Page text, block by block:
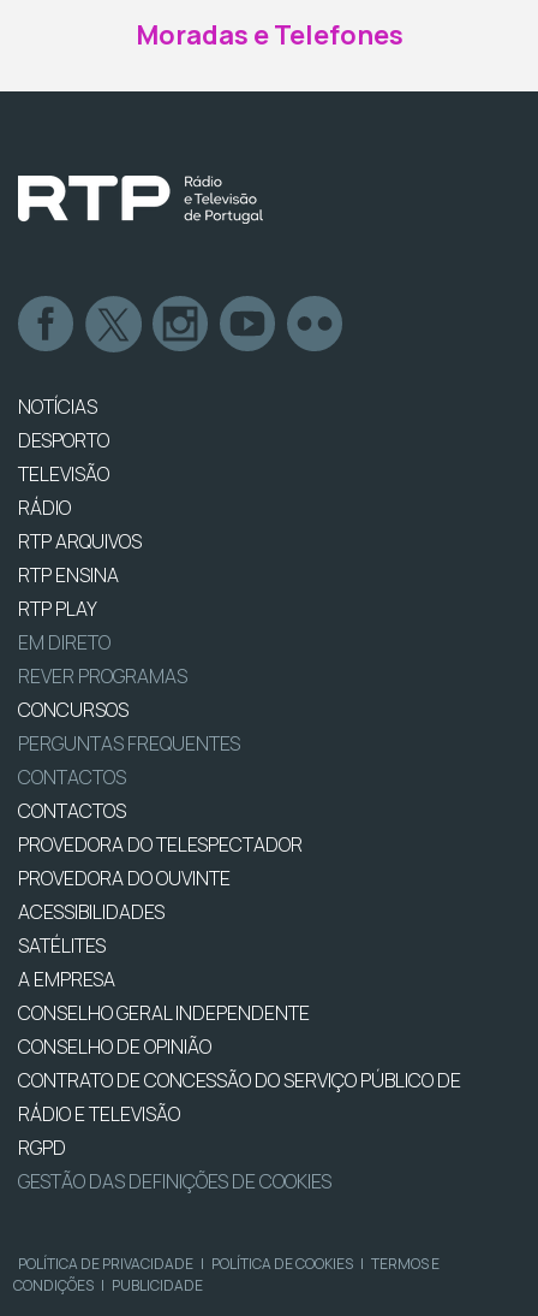
Moradas e Telefones
NOTÍCIAS
DESPORTO
TELEVISÃO
RÁDIO
RTP ARQUIVOS
RTP ENSINA
RTP PLAY
EM DIRETO
REVER PROGRAMAS
CONCURSOS
PERGUNTAS FREQUENTES
CONTACTOS
CONTACTOS
PROVEDORA DO TELESPECTADOR
PROVEDORA DO OUVINTE
ACESSIBILIDADES
SATÉLITES
A EMPRESA
CONSELHO GERAL INDEPENDENTE
CONSELHO DE OPINIÃO
CONTRATO DE CONCESSÃO DO SERVIÇO PÚBLICO DE
RÁDIO E TELEVISÃO
RGPD
GESTÃO DAS DEFINIÇÕES DE COOKIES
POLÍTICA DE PRIVACIDADE | POLÍTICA DE COOKIES | TERMOS E
CONDIÇÕES | PUBLICIDADE